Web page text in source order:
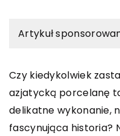
Artykuł
Czy kiedykolwiek
azjatycką porcelanę
delikatne wykonanie,
fascynująca historia?